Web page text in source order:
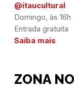
@itaucultural
Domingo, às 16h
Saiba mais
ZONA